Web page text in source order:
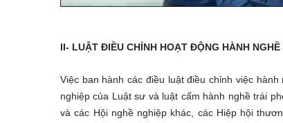
II- LUẬT ĐIỀU CHỈNH HOẠT ĐỘNG HÀNH
Việc ban hành các điều luật điều chỉnh việc
nghiệp của Luật sư và luật cấm hành nghề trái
và các Hội nghề nghiệp khác, các Hiệp hội